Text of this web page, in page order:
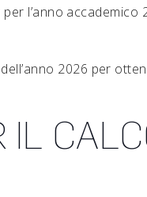
l’anno accademico
2026 per
IL